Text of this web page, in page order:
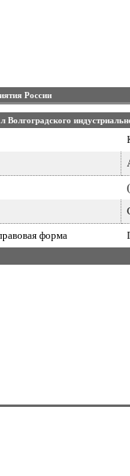
России
Волгоградского
форма